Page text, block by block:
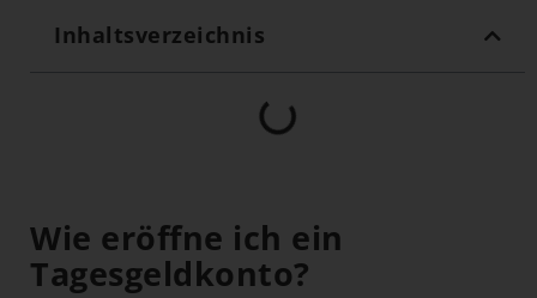
Inhaltsverzeichnis
Wie eröffne ich ein
Tagesgeldkonto?